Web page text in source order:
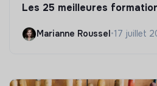
Les 25 meilleures
Marianne Roussel•17 juillet